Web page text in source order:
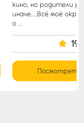
кино, но родители
иначе....Всё моё
о ...
Посмотреть